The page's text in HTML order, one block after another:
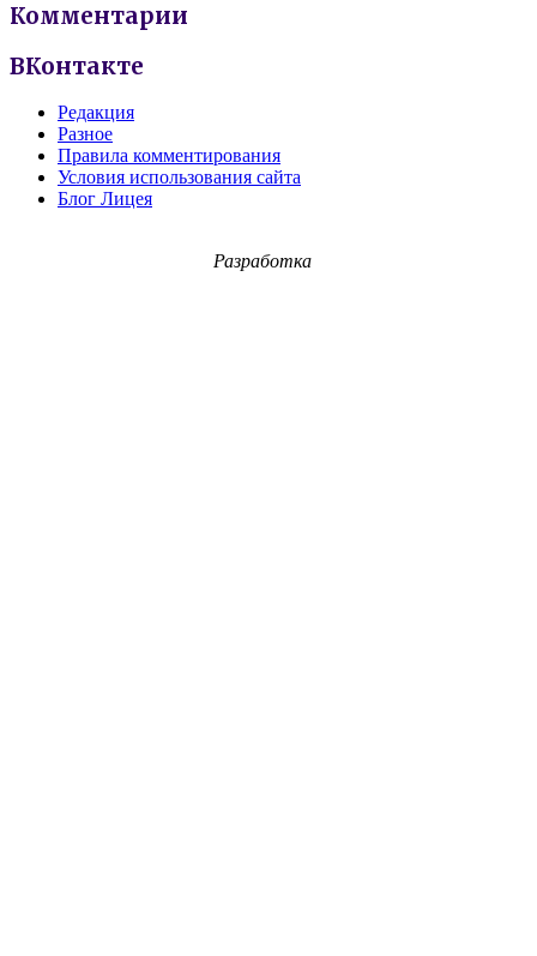
Комментарии
ВКонтакте
Редакция
Разное
Правила комментирования
Условия использования сайта
Блог Лицея
Разработка